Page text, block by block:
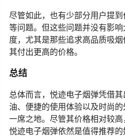
尽管如此，也有少部分用户提
等问题。但这些问题并没有影
度，尤其是那些追求高品质吸
其付出更高的价格。
总结
总体而言，悦迹电子烟弹凭借
油、便捷的使用体验以及时尚
一席之地。尽管其价格相对较高
悦迹电子烟弹依然是值得推荐